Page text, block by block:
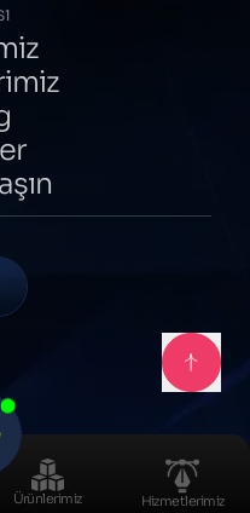
Ürünlerimiz Hizmetlerimiz